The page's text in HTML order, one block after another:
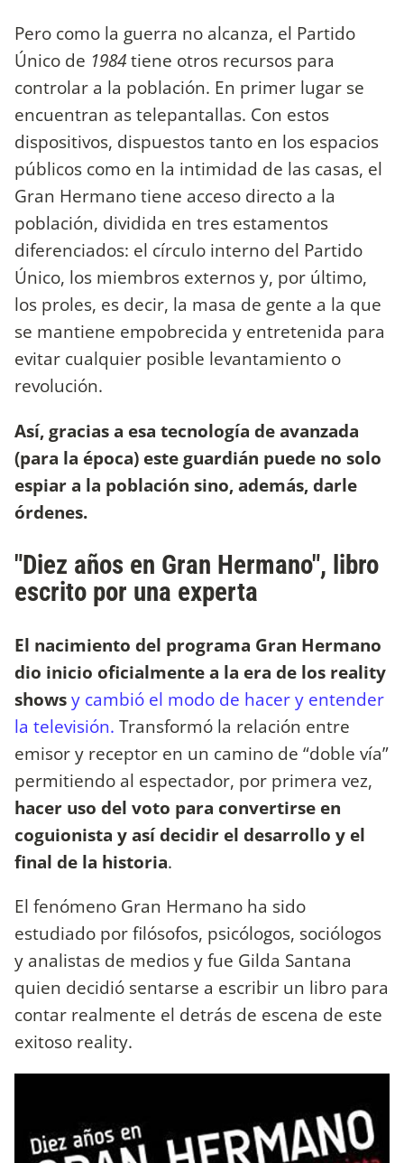
Pero como la guerra no alcanza, el Partido
Único de 1984tiene otros recursos para
controlar a la población. En primer lugar se
encuentran as telepantallas. Con estos
dispositivos, dispuestos tanto en los espacios
públicos como en la intimidad de las casas, el
Gran Hermano tiene acceso directo a la
población, dividida en tres estamentos
diferenciados: el círculo interno del Partido
Único, los miembros externos y, por último,
los proles, es decir, la masa de gente a la que
se mantiene empobrecida y entretenida para
evitar cualquier posible levantamiento o
revolución.
Así, gracias a esa tecnología de avanzada
(para la época) este guardián puede no solo
espiar a la población sino, además, darle
órdenes.
"Diez años en Gran Hermano", libro
escrito por una experta
El nacimiento del programa Gran Hermano
dio inicio oficialmente a la era de los reality
showsy cambió el modo de hacer y entender
la televisión. Transformó la relación entre
emisor y receptor en un camino de “doble vía”
permitiendo al espectador, por primera vez,
hacer uso del voto para convertirse en
coguionista y así decidir el desarrollo y el
final de la historia.
El fenómeno Gran Hermano ha sido
estudiado por filósofos, psicólogos, sociólogos
y analistas de medios y fue Gilda Santana
quien decidió sentarse a escribir un libro para
contar realmente el detrás de escena de este
exitoso reality.